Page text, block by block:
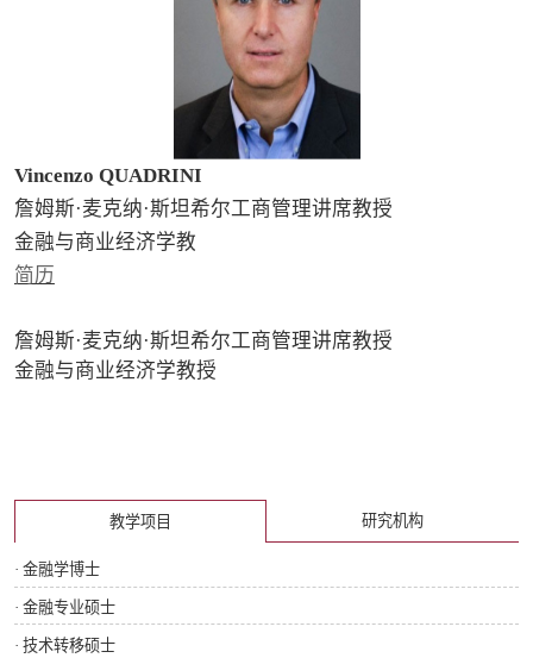
Vincenzo QUADRINI
詹姆斯·麦克纳·斯坦希尔工商管理讲席教授
金融与商业经济学教
简历
詹姆斯·麦克纳·斯坦希尔工商管理讲席教授
金融与商业经济学教授
教学项目 研究机构
· 金融学博士
· 金融专业硕士
· 技术转移硕士